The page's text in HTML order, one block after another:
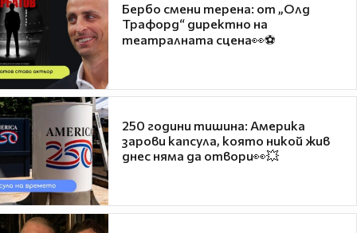
Бербо смени терена: от „Олд
Трафорд“ директно на
театралната сцена👀⚽
250 години тишина: Америка
зарови капсула, която никой жив
днес няма да отвори👀💥